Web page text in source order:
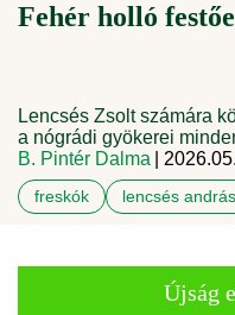
Fehér holló
Lencsés Zsolt számára
a nógrádi gyökerei
B. Pintér Dalma
|
freskók lencsés andrás
Újság